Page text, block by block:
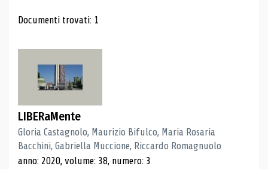
Risultati di ricerca
Documenti trovati: 1
LIBERaMente
Gloria Castagnolo, Maurizio Bifulco, Maria Rosaria
Bacchini, Gabriella Muccione, Riccardo Romagnuolo
anno: 2020, volume: 38, numero: 3